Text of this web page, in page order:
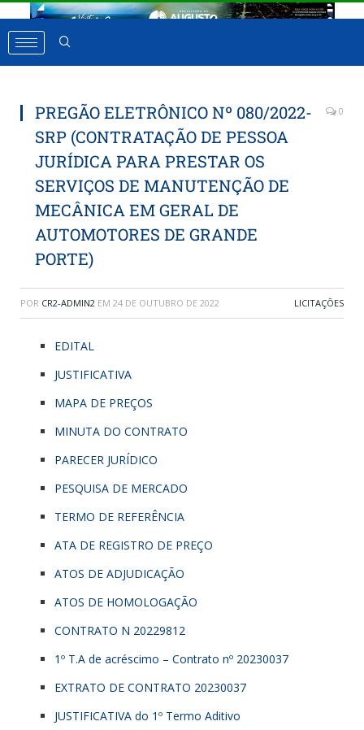
PREGÃO ELETRÔNICO Nº 080/2022-
SRP (CONTRATAÇÃO DE PESSOA
JURÍDICA PARA PRESTAR OS
SERVIÇOS DE MANUTENÇÃO DE
MECÂNICA EM GERAL DE
AUTOMOTORES DE GRANDE
PORTE)
0
POR CR2-ADMIN2 EM 24 DE OUTUBRO DE 2022 LICITAÇÕES
EDITAL
JUSTIFICATIVA
MAPA DE PREÇOS
MINUTA DO CONTRATO
PARECER JURÍDICO
PESQUISA DE MERCADO
TERMO DE REFERÊNCIA
ATA DE REGISTRO DE PREÇO
ATOS DE ADJUDICAÇÃO
ATOS DE HOMOLOGAÇÃO
CONTRATO N 20229812
1º T.A de acréscimo – Contrato nº 20230037
EXTRATO DE CONTRATO 20230037
JUSTIFICATIVA do 1º Termo Aditivo